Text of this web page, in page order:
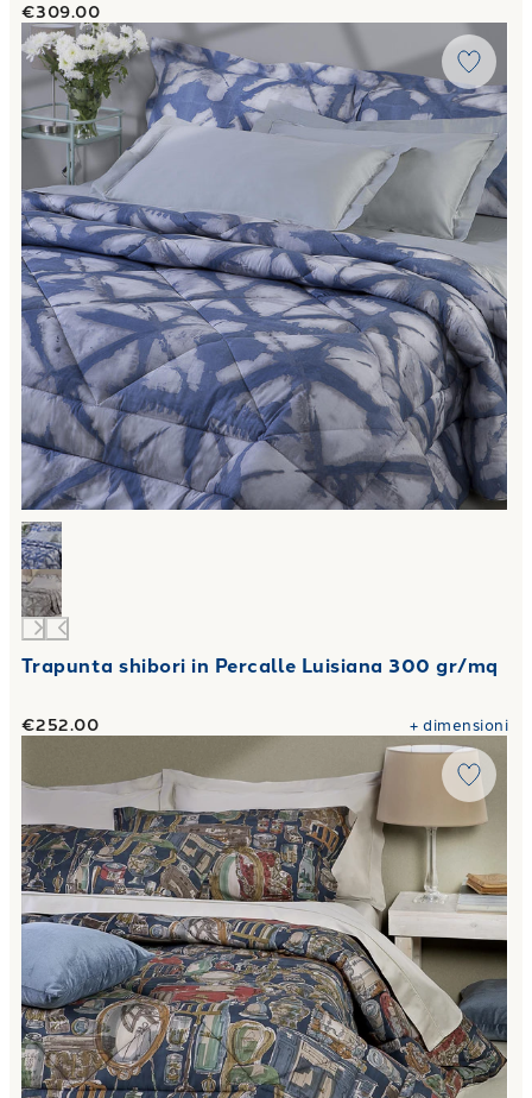
€309.00
Link to "Trapunta shibori in Percalle Luisiana 300 gr/mq
Trapunta shibori in Percalle Luisiana 300 gr/mq
€252.00 +dimensioni
Trapunta antiques shop Barocco in Percalle